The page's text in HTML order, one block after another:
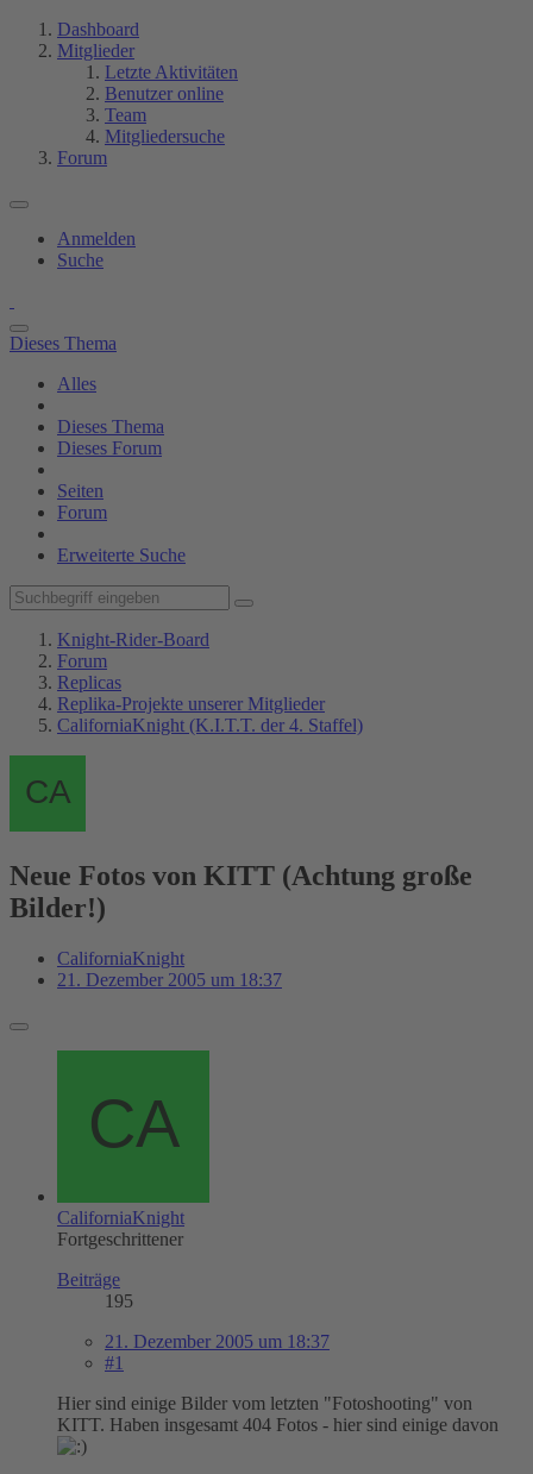
Dashboard
Mitglieder
Letzte Aktivitäten
Benutzer online
Team
Mitgliedersuche
Forum
Anmelden
Suche
Dieses Thema
Alles
Dieses Thema
Dieses Forum
Seiten
Forum
Erweiterte Suche
Knight-Rider-Board
Forum
Replicas
Replika-Projekte unserer Mitglieder
CaliforniaKnight (K.I.T.T. der 4. Staffel)
Neue Fotos von KITT (Achtung große
Bilder!)
CaliforniaKnight
21. Dezember 2005 um 18:37
CaliforniaKnight
Fortgeschrittener
Beiträge
195
21. Dezember 2005 um 18:37
#1
Hier sind einige Bilder vom letzten "Fotoshooting" von
KITT. Haben insgesamt 404 Fotos - hier sind einige davon